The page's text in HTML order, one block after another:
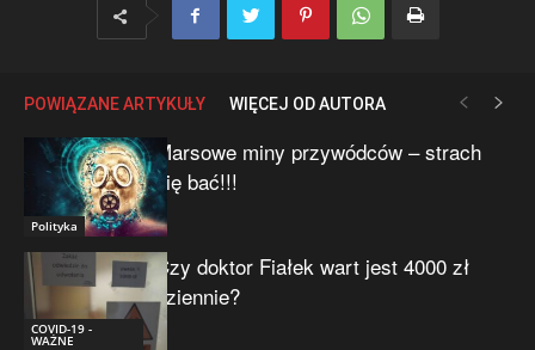
POWIĄZANE ARTYKUŁY WIĘCEJ OD AUTORA
Polityka
Marsowe miny przywódców – strach
się bać!!!
COVID-19 -
WAŻNE
Czy doktor Fiałek wart jest 4000 zł
dziennie?